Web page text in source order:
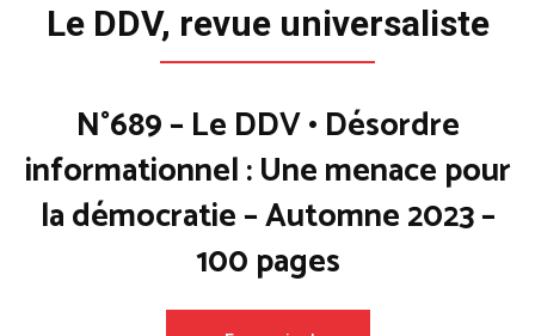
Le DDV, revue universaliste
N°689 – Le DDV • Désordre
informationnel : Une menace pour
la démocratie – Automne 2023 –
100 pages